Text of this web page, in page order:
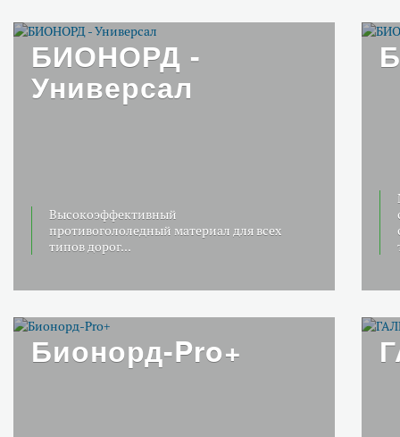
БИОНОРД -
Универсал
Высокоэффективный
противогололедный материал для всех
типов дорог...
Бионорд-Pro+